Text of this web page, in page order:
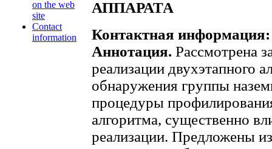
on the web
site
Contact
information
АППАРАТА
Контактная информация:
Аннотация. Рассмотрена
реализации двухэтапного
обнаружения группы
процедуры
алгоритма, существенно
реализации. Предложены